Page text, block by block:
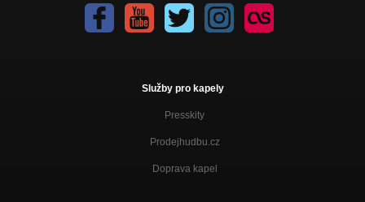
Služby pro kapely
Presskity
Prodejhudbu.cz
Doprava kapel